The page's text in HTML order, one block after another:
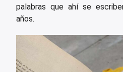
palabras que ahí se
años.